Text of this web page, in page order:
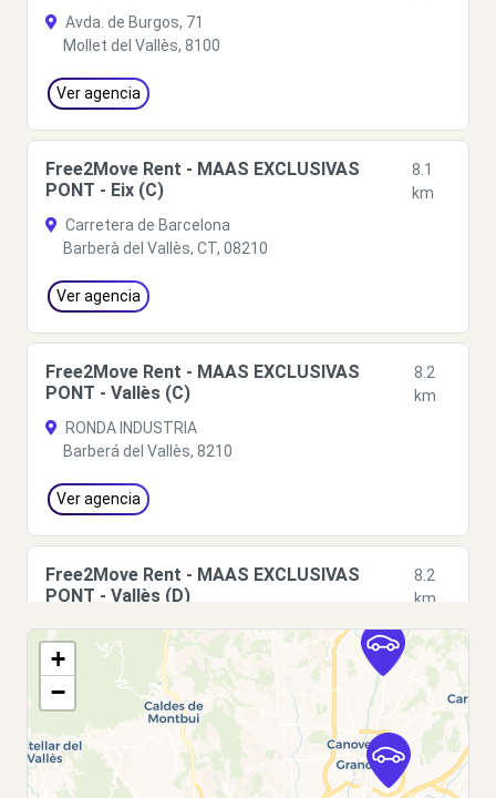
Avda. de Burgos, 71
Mollet del Vallès, 8100
Ver agencia
Free2Move Rent - MAAS EXCLUSIVAS
PONT - Eix (C)
8.1
km
Carretera de Barcelona
Barberà del Vallès, CT, 08210
Ver agencia
Free2Move Rent - MAAS EXCLUSIVAS
PONT - Vallès (C)
8.2
km
RONDA INDUSTRIA
Barberá del Vallès, 8210
Ver agencia
Free2Move Rent - MAAS EXCLUSIVAS
PONT - Vallès (D)
8.2
km
RONDA INDUSTRIA
Barberá del Vallès, 08210
Ver agencia
Free2Move Rent - AUTORAPID MACOA, S.L. -
9.1
+
−